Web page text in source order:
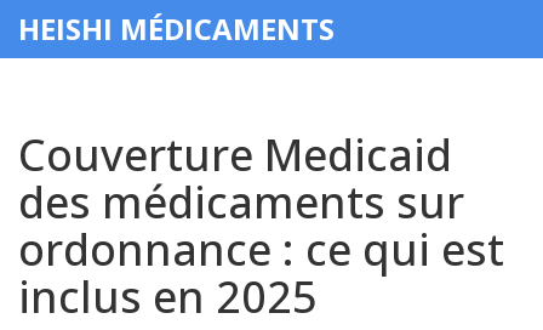
HEISHI MÉDICAMENTS
Couverture Medicaid
des médicaments sur
ordonnance : ce qui est
inclus en 2025